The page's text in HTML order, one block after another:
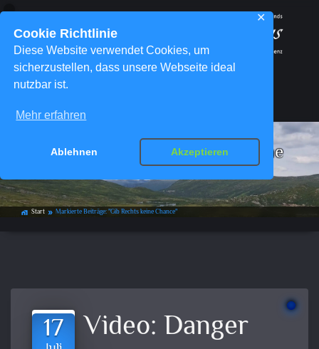
Cookie Richtlinie
Diese Website verwendet Cookies, um
sicherzustellen, dass unsere Webseite ideal
nutzbar ist.
Mehr erfahren
Ablehnen Akzeptieren
✕
Schlagwort-Archiv: Gib Rechts keine
Chance
home_work Start double_arrow Markierte Beiträge: "Gib Rechts keine Chance"
17 Video: Danger